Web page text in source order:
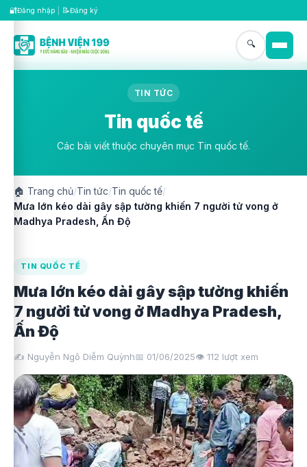
🔐Đăng nhập 📝Đăng ký
🔍
TIN TỨC
Tin quốc tế
Các bài viết thuộc chuyên mục Tin quốc tế.
🏠 Trang chủ/Tin tức/Tin quốc tế/
Mưa lớn kéo dài gây sập tường khiến 7 người tử vong ở
Madhya Pradesh, Ấn Độ
TIN QUỐC TẾ
Mưa lớn kéo dài gây sập tường khiến
7 người tử vong ở Madhya Pradesh,
Ấn Độ
✍️ Nguyễn Ngô Diễm Quỳnh📅 01/06/2025👁️ 112 lượt xem